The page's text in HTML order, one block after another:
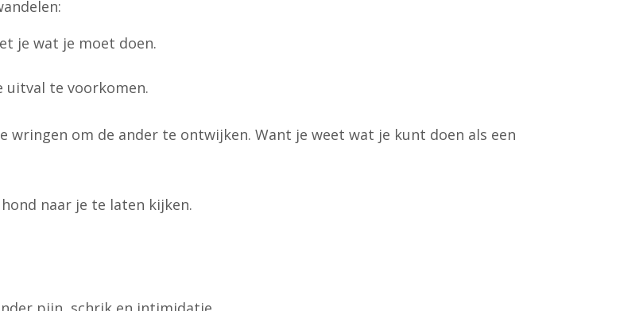
je wat je moet doen.
uitval te voorkomen.
wringen om de ander te ontwijken. Want je weet wat je kunt doen als een
naar je te laten kijken.